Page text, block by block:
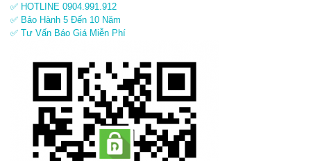
✅ HOTLINE 0904.991.912
✅ Bảo Hành 5 Đến 10 Năm
✅ Tư Vấn Báo Giá Miễn Phí